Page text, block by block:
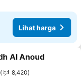
Lihat harga
favorit
Al Anoud
8,420